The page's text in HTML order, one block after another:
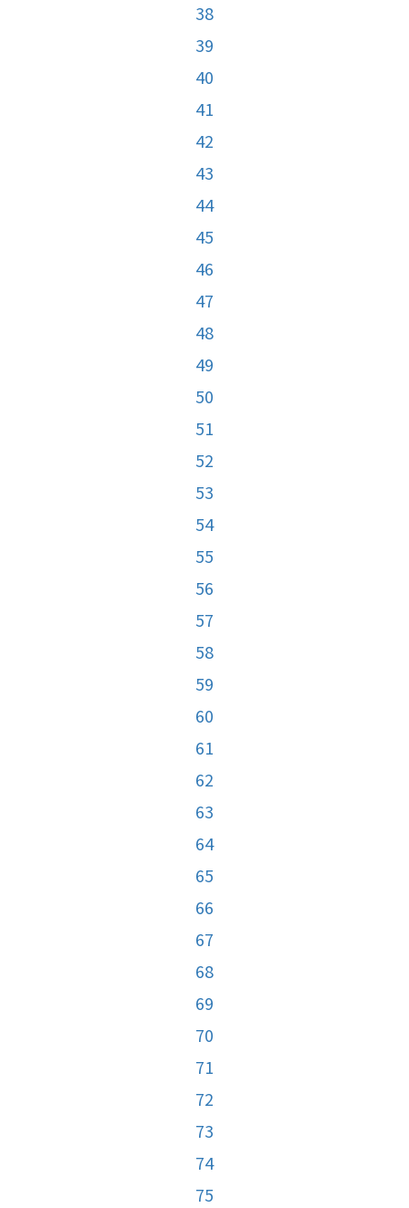
38
39
40
41
42
43
44
45
46
47
48
49
50
51
52
53
54
55
56
57
58
59
60
61
62
63
64
65
66
67
68
69
70
71
72
73
74
75